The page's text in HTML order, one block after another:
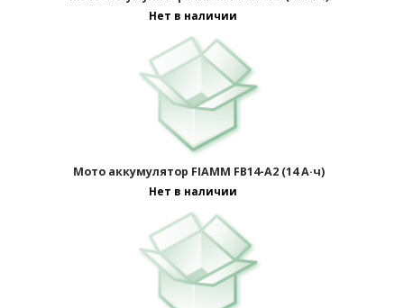
Нет в наличии
Мото аккумулятор FIAMM FB14-A2 (14 А·ч)
Нет в наличии